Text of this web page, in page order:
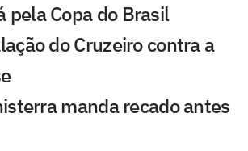
pela Copa do Brasil
do Cruzeiro contra a
manda recado antes